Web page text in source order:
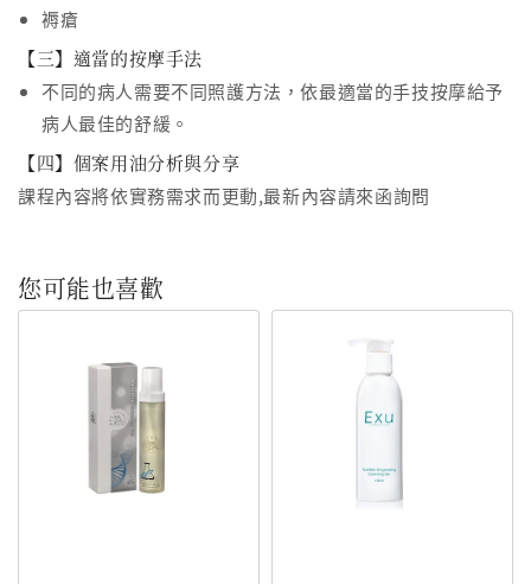
褥瘡
【三】適當的按摩手法
不同的病人需要不同照護方法，依最適當的手技按摩給予
病人最佳的舒緩。
【四】個案用油分析與分享
課程內容將依實務需求而更動,最新內容請來函詢問
您可能也喜歡